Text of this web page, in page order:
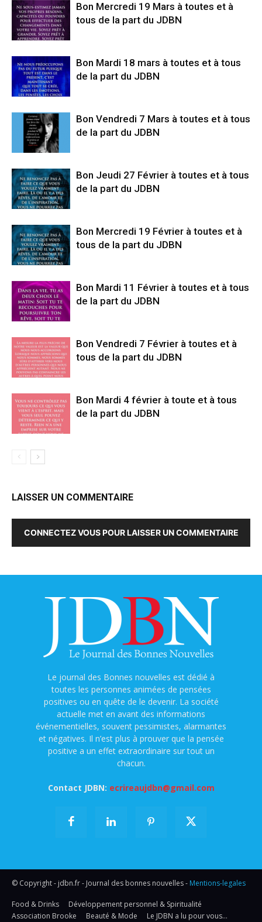
Bon Mercredi 19 Mars à toutes et à
tous de la part du JDBN
Bon Mardi 18 mars à toutes et à tous
de la part du JDBN
Bon Vendredi 7 Mars à toutes et à tous
de la part du JDBN
Bon Jeudi 27 Février à toutes et à tous
de la part du JDBN
Bon Mercredi 19 Février à toutes et à
tous de la part du JDBN
Bon Mardi 11 Février à toutes et à tous
de la part du JDBN
Bon Vendredi 7 Février à toutes et à
tous de la part du JDBN
Bon Mardi 4 février à toute et à tous
de la part du JDBN
LAISSER UN COMMENTAIRE
CONNECTEZ VOUS POUR LAISSER UN COMMENTAIRE
Le journal des Bonnes nouvelles est dédié à
toutes les personnes animées de pensées
positives ou en quête de le devenir. La société
actuelle met en avant des informations
événementielles, souvent pessimistes, alarmantes
et négatives. Il n’est plus à prouver que la pensée
positive a un effet extraordinaire sur tout un
chacun.
Contact JDBN: ecrireaujdbn@gmail.com
© Copyright - jdbn.fr - Journal des bonnes nouvelles - Mentions-legales
Food & Drinks
Développement personnel & Spiritualité
Association Brooke
Beauté & Mode Le JDBN a lu pour vous…